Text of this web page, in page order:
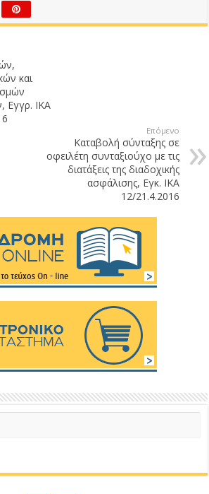
και
Εγγρ. ΙΚΑ
Επόμενο
Καταβολή σύνταξης σε
οφειλέτη συνταξιούχο με τις
διατάξεις της διαδοχικής
ασφάλισης, Εγκ. ΙΚΑ
12/21.4.2016